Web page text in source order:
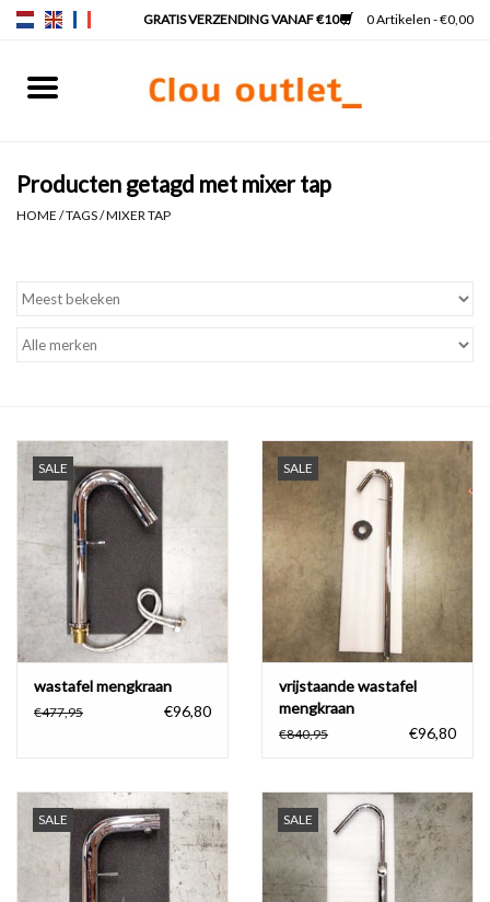
0 Artikelen - €0,00
Kranen & sifons
Badkamermeubels
Spiegelverlichting
Badkamer accessoires
Ligbaden
Toiletten
Producten getagd met mixer tap
HOME /TAGS/MIXER TAP
SALE
wastafel mengkraan
€477,95 €96,80
SALE
vrijstaande wastafel
mengkraan
€840,95 €96,80
SALE SALE